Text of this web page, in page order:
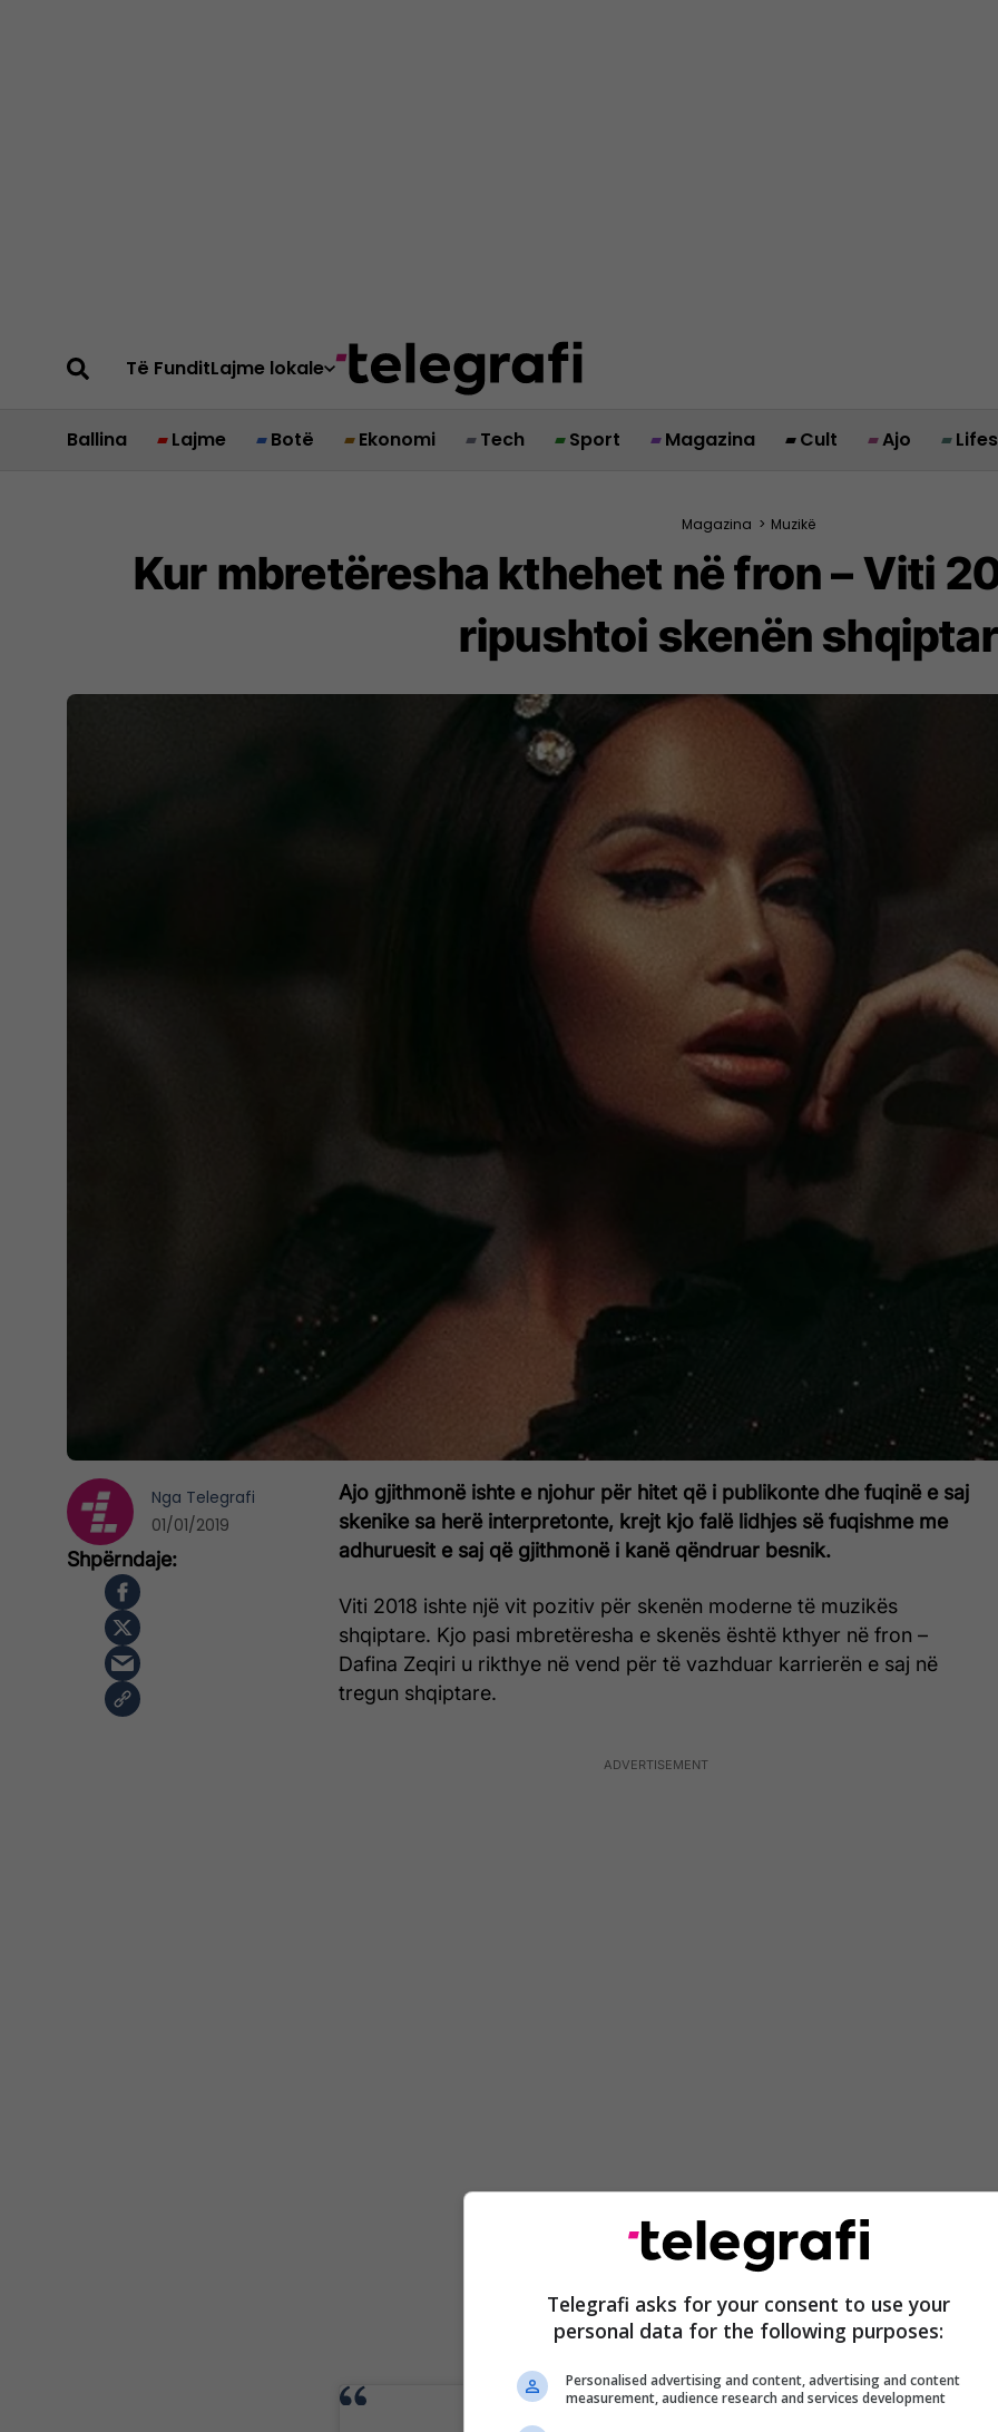
Të FunditLajme lokale
Ballina Lajme Botë Ekonomi Tech Sport Magazina Cult Ajo
Magazina > Muzikë
Kur mbretëresha kthehet në fron – Viti
ripushtoi skenën
Ajo gjithmonë ishte e njohur për hitet që i publikonte dhe fuqinë e saj
skenike sa herë interpretonte, krejt kjo falë lidhjes së fuqishme me
adhuruesit e saj që gjithmonë i kanë qëndruar besnik.
Viti 2018 ishte një vit pozitiv për skenën moderne të muzikës
shqiptare. Kjo pasi mbretëresha e skenës është kthyer në fron –
Dafina Zeqiri u rikthye në vend për të vazhduar karrierën e saj në
tregun shqiptare.
Nga Telegrafi
01/01/2019
Telegrafi asks for your consent to use your
personal data for the following purposes:
Personalised advertising and content, advertising and content
measurement, audience research and services development